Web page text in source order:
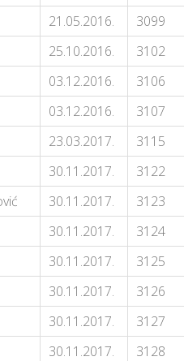
21.05.2016.
3099
25.10.2016.
3102
03.12.2016.
3106
03.12.2016.
3107
23.03.2017.
3115
30.11.2017.
3122
30.11.2017.
3123
30.11.2017.
3124
30.11.2017.
3125
30.11.2017.
3126
30.11.2017.
3127
30.11.2017.
3128